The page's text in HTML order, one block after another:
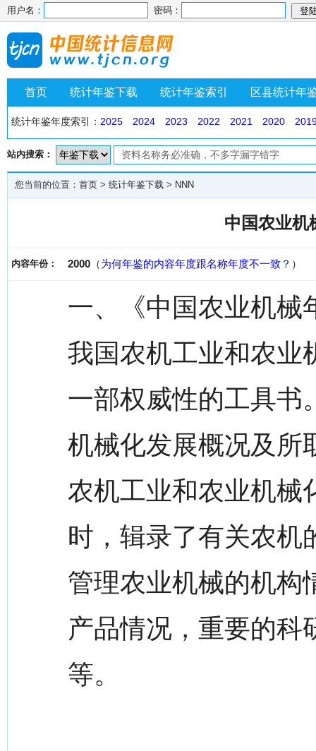
用户名： 密码：
首页 统计年鉴下载 统计年鉴索引 区县统计年
统计年鉴年度索引： 2025 2024 2023 2022 2021 2020
站内搜索：
您当前的位置： 首页 > 统计年鉴下载 > NNN
中国农业机
内容年份： 2000 （为何年鉴的内容年度跟名称年度不一致？ ）
一、《中国农业机械
我国农机工业和农业
一部权威性的工具书
机械化发展概况及所
农机工业和农业机械
时，辑录了有关农机
管理农业机械的机构
产品情况，重要的科
等。